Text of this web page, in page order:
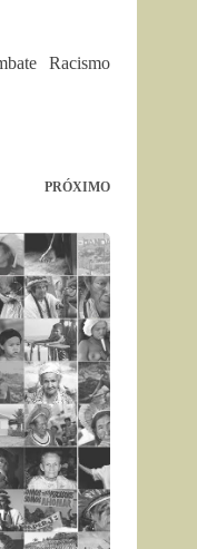
Racismo
PRÓXIMO